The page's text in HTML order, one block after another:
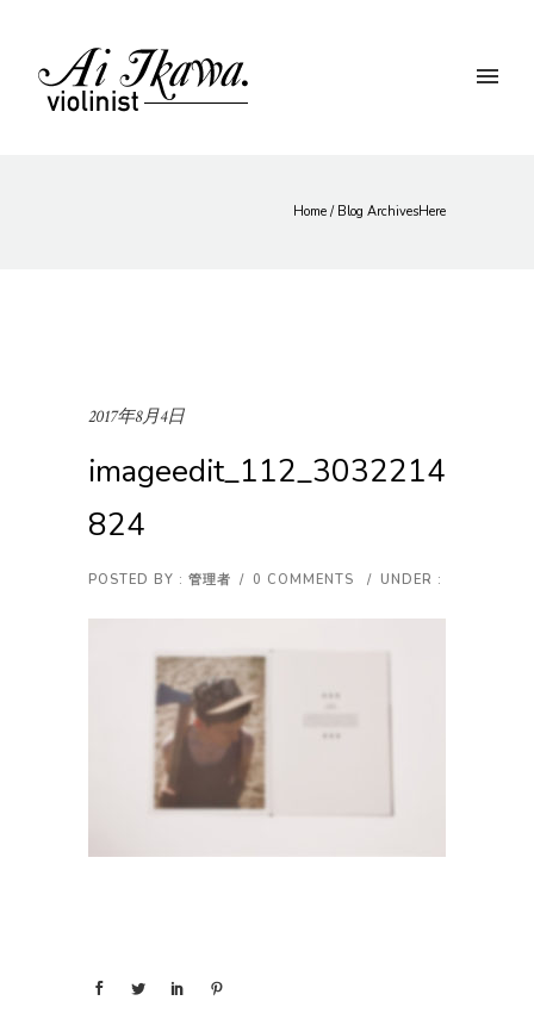
Home / Blog ArchivesHere
2017年8月4日
imageedit_112_3032214
824
POSTED BY : 管理者 / 0 COMMENTS / UNDER :